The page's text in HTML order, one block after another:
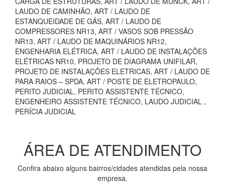
LAUDO DE CAMINHÃO, ART / LAUDO DE
ESTANQUEIDADE DE GÁS, ART / LAUDO DE
COMPRESSORES NR13, ART / VASOS SOB PRESSÃO
NR13, ART / LAUDO DE MAQUINÁRIOS NR12,
ENGENHARIA ELÉTRICA, ART / LAUDO DE INSTALAÇÕES
ELÉTRICAS NR10, PROJETO DE DIAGRAMA UNIFILAR,
PROJETO DE INSTALAÇÕES ELETRICAS, ART / LAUDO DE
PARA RAIOS – SPDA, ART / POSTE DE ELETROPAULO,
PERITO JUDICIAL, PERITO ASSISTENTE TÉCNICO,
ENGENHEIRO ASSISTENTE TÉCNICO, LAUDO JUDICIAL ,
PERÍCIA JUDICIAL
ÁREA DE ATENDIMENTO
Confira abaixo alguns bairros/cidades atendidas pela nossa
empresa.